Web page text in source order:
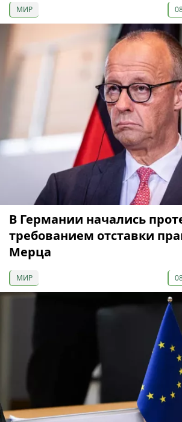
МИР
В Германии начались
требованием отставки
Мерца
МИР